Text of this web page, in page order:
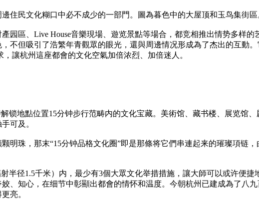
住民文化糊口中必不成少的一部門。圖為暮色中的大屋顶和玉鸟集街區
园區、Live House音樂現場、遊览景點等場合，都竞相推出情势多样
不但吸引了浩繁年青觀眾的眼光，還與周邊情况形成為了杰出的互動
，讓杭州這座都會的文化空氣加倍浓烈、加倍迷人。
锁地點位置15分钟步行范畴内的文化宝藏。美術馆、藏书楼、展览馆
可及。
明珠，那末“15分钟品格文化圈”即是那條将它們串連起来的璀璨項链
半径1.5千米）内，最少有3個大眾文化举措措施，讓大師可以或许便捷
、知心，在细节中彰顯出都會的情怀和温度。今朝杭州已建成為了八
亮。